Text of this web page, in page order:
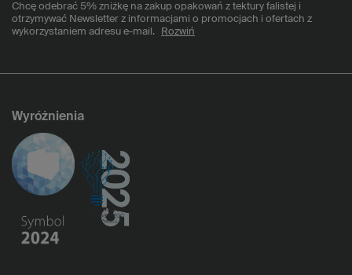
Chcę odebrać 5% zniżkę na zakup opakowań z tektury falistej i
otrzymywać Newsletter z informacjami o promocjach i ofertach z
wykorzystaniem adresu e-mail.
Rozwiń
Wyróżnienia